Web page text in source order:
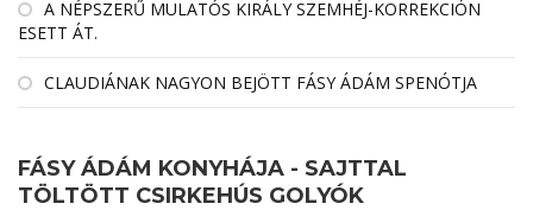
A NÉPSZERŰ MULATÓS KIRÁLY SZEMHÉJ-KORREKCIÓN
ESETT ÁT.
CLAUDIÁNAK NAGYON BEJÖTT FÁSY ÁDÁM SPENÓTJA
FÁSY ÁDÁM KONYHÁJA - SAJTTAL
TÖLTÖTT CSIRKEHÚS GOLYÓK